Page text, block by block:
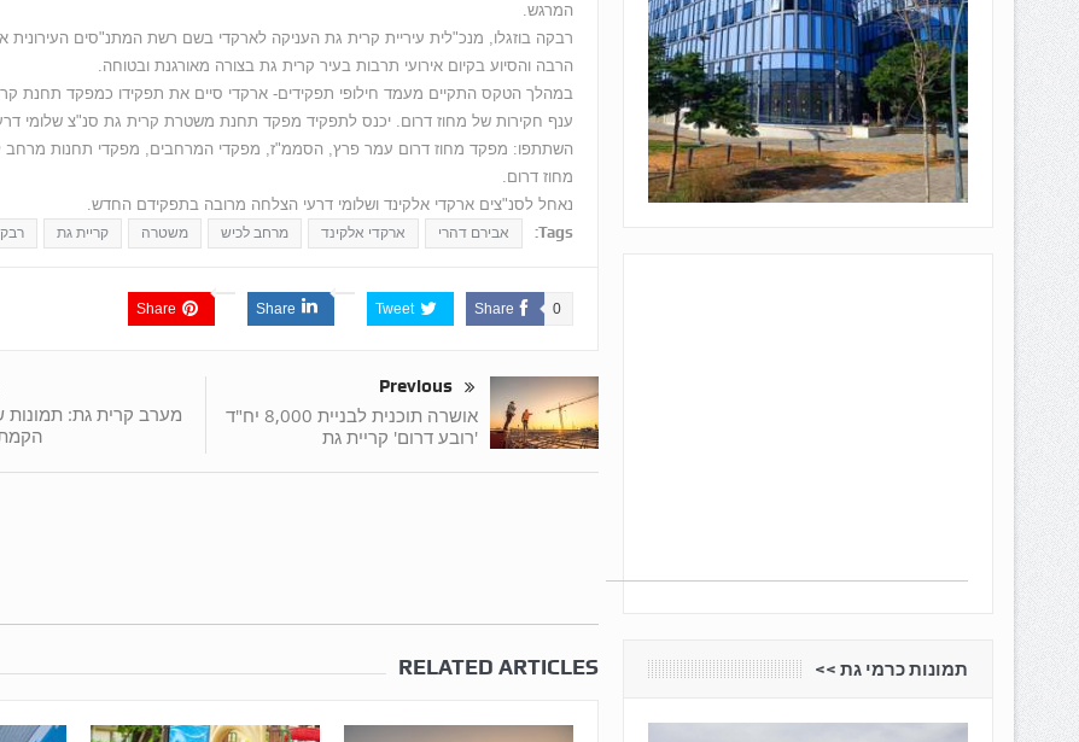
המרגש.
רבקה בוזגלו, מנכ"לית עיריית קרית גת העניקה לארקדי בשם רשת המתנ"סים העירונית
הרבה והסיוע בקיום אירועי תרבות בעיר קרית גת בצורה מאורגנת ובטוחה.
במהלך הטקס התקיים מעמד חילופי תפקידים- ארקדי סיים את תפקידו כמפקד תחנת
ענף חקירות של מחוז דרום. יכנס לתפקיד מפקד תחנת משטרת קרית גת סנ"צ שלומי
השתתפו: מפקד מחוז דרום עמר פרץ, הסממ"ז, מפקדי המרחבים, מפקדי תחנות מרחב
מחוז דרום.
נאחל לסנ"צים ארקדי אלקינד ושלומי דרעי הצלחה מרובה בתפקידם החדש.
Tags:
אבירם דהרי ארקדי אלקינד מרחב לכיש משטרה קריית גת
Share 0
Tweet
Share
Share
Previous
אושרה תוכנית לבניית 8,000 יח"ד
'רובע דרום' קריית גת
מערב קרית גת: תמונות
RELATED ARTICLES תמונות כרמי גת <<